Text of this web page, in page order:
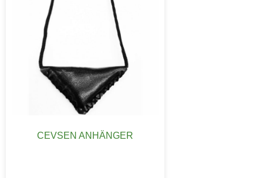
CEVSEN ANHÄNGER